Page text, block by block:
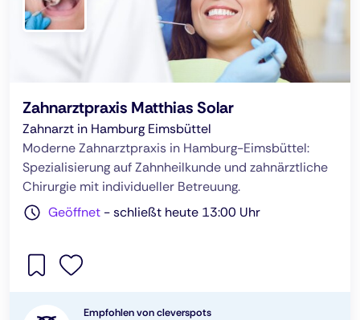
Zahnarztpraxis Matthias Solar
Zahnarzt in Hamburg Eimsbüttel
Moderne Zahnarztpraxis in Hamburg-Eimsbüttel:
Spezialisierung auf Zahnheilkunde und zahnärztliche
Chirurgie mit individueller Betreuung.
Geöffnet -schließt heute 13:00 Uhr
Empfohlen von cleverspots